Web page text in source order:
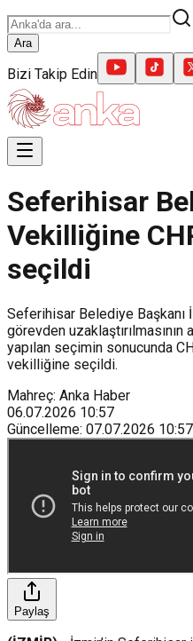
Ara
Bizi Takip Edin
Seferihisar
Vekilliğine
seçildi
Seferihisar Belediye Başkanı
görevden
yapılan seçimin sonucunda
vekilliğine seçildi.
Mahreç: Anka Haber
06.07.2026 10:57
Güncelleme: 07.07.2026 10:57
Paylaş